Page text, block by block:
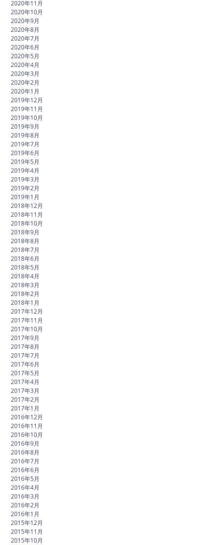
2020年11月
2020年10月
2020年9月
2020年8月
2020年7月
2020年6月
2020年5月
2020年4月
2020年3月
2020年2月
2020年1月
2019年12月
2019年11月
2019年10月
2019年9月
2019年8月
2019年7月
2019年6月
2019年5月
2019年4月
2019年3月
2019年2月
2019年1月
2018年12月
2018年11月
2018年10月
2018年9月
2018年8月
2018年7月
2018年6月
2018年5月
2018年4月
2018年3月
2018年2月
2018年1月
2017年12月
2017年11月
2017年10月
2017年9月
2017年8月
2017年7月
2017年6月
2017年5月
2017年4月
2017年3月
2017年2月
2017年1月
2016年12月
2016年11月
2016年10月
2016年9月
2016年8月
2016年7月
2016年6月
2016年5月
2016年4月
2016年3月
2016年2月
2016年1月
2015年12月
2015年11月
2015年10月